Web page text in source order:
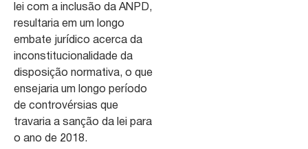
lei com a inclusão da ANPD,
resultaria em um longo
embate jurídico acerca da
inconstitucionalidade da
disposição normativa, o que
ensejaria um longo período
de controvérsias que
travaria a sanção da lei para
o ano de 2018.